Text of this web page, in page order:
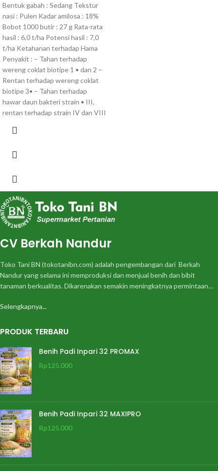
Bentuk gabah : Sedang Tekstur
nasi : Pulen Kadar amilosa : 18%
Bobot 1000 butir : 27 g Rata-rata
hasil : 6,0 t/ha Potensi hasil : 7,0
t/ha Ketahanan terhadap Hama
Penyakit : – Tahan terhadap
wereng coklat biotipe 1 • dan 2 –
Rentan terhadap wereng coklat
biotipe 3• – Tahan terhadap
hawar daun bakteri strain • III,
rentan terhadap strain IV dan VIII
CV Berkah Nandur
Toko Tani BN (tokotanibn.com) adalah pengembangan dari Berkah
Nandur yang selama ini memproduksi dan menjual benih dan bibit
tanaman berkualitas. Dikarenakan semakin meningkatnya permintaan…
Selengkapnya...
PRODUK TERBARU
Benih Padi Inpari 32 PROMAX
Rp125.000
Benih Padi Inpari 32 MAXIPRO
Rp125.000